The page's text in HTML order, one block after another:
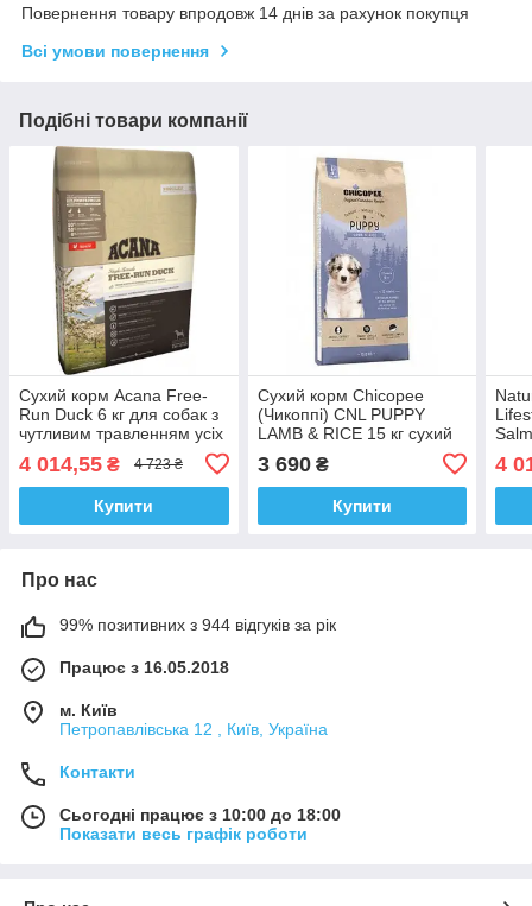
Повернення товару впродовж 14 днів за рахунок покупця
Всі умови повернення
Подібні товари компанії
Сухий корм Acana Free-
Run Duck 6 кг для собак з
чутливим травленням усіх
4 014,55 ₴ 4 723 ₴
Купити
Сухий корм Chicopee
(Чикоппі) CNL PUPPY
LAMB & RICE 15 кг сухий
порід ЯГНЯ І РИС
3 690₴
Купити
всіх
4
Про нас
99% позитивних з 944 відгуків за рік
Працює з 16.05.2018
м. Київ
Петропавлівська 12 , Київ, Україна
Контакти
Сьогодні працює з 10:00 до 18:00
Показати весь графік роботи